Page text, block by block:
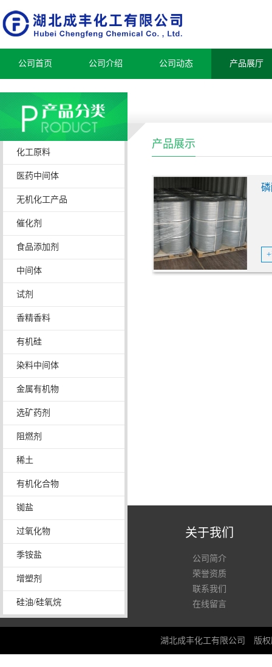
公司首页 公司介绍 公司动态 产品展厅
化工原料
医药中间体
无机化工产品
催化剂
食品添加剂
中间体
试剂
香精香料
有机硅
染料中间体
金属有机物
选矿药剂
阻燃剂
稀土
有机化合物
铷盐
过氧化物
季铵盐
增塑剂
硅油/硅氧烷
产品展示
13971392419
关于我们
公司简介
荣誉资质
联系我们
在线留言
湖北成丰化工有限公司 版